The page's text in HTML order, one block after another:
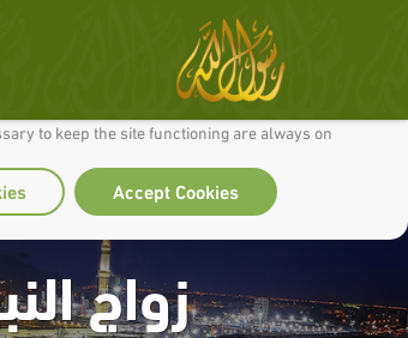
well for you and so we can continually improve it.
to keep the site functioning are always on
Accept Cookies
زواج